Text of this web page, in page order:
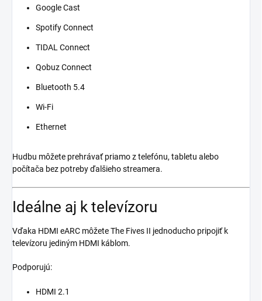
Google Cast
Spotify Connect
TIDAL Connect
Qobuz Connect
Bluetooth 5.4
Wi-Fi
Ethernet
Hudbu môžete prehrávať priamo z telefónu, tabletu alebo
počítača bez potreby ďalšieho streamera.
Ideálne aj k televízoru
Vďaka HDMI eARC môžete The Fives II jednoducho pripojiť k
televízoru jediným HDMI káblom.
Podporujú:
HDMI 2.1